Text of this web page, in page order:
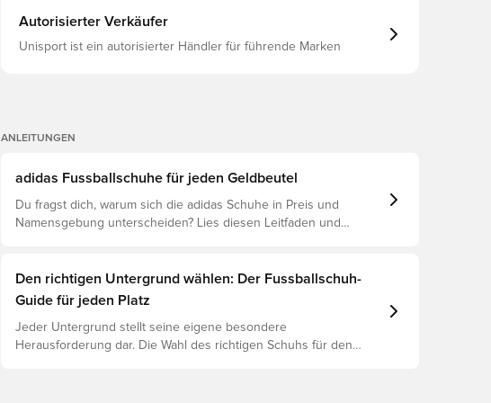
Autorisierter Verkäufer
Unisport ist ein autorisierter Händler für führende Marken
ANLEITUNGEN
adidas Fussballschuhe für jeden Geldbeutel
Du fragst dich, warum sich die adidas Schuhe in Preis und
Namensgebung unterscheiden? Lies diesen Leitfaden und
Den richtigen Untergrund wählen: Der Fussballschuh-
Guide für jeden Platz
Jeder Untergrund stellt seine eigene besondere
Herausforderung dar. Die Wahl des richtigen Schuhs für den